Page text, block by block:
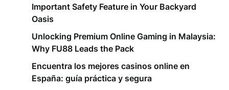
Important Safety Feature in Your Backyard
Oasis
Unlocking Premium Online Gaming in Malaysia:
Why FU88 Leads the Pack
Encuentra los mejores casinos online en
España: guía práctica y segura